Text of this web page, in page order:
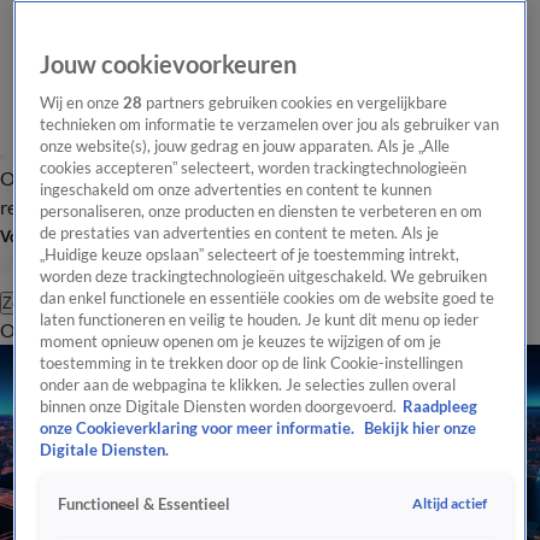
Overzicht Laatste nieuws Regionieuws Het beste van Hart
Tip de
redactie
Volg Hart van Nederland
Zoeken
OverzichtRegioUitzendingenWeerTip de redactiePanelVideo's
Jouw cookievoorkeuren
Wij en onze28 partners gebruiken cookies en vergelijkbare
technieken om informatie te verzamelen over jou als gebruiker van
onze website(s), jouw gedrag en jouw apparaten. Als je „Alle
cookies accepteren” selecteert, worden trackingtechnologieën
ingeschakeld om onze advertenties en content te kunnen
personaliseren, onze producten en diensten te verbeteren en om
de prestaties van advertenties en content te meten. Als je
„Huidige keuze opslaan” selecteert of je toestemming intrekt,
worden deze trackingtechnologieën uitgeschakeld. We gebruiken
dan enkel functionele en essentiële cookies om de website goed te
laten functioneren en veilig te houden. Je kunt dit menu op ieder
moment opnieuw openen om je keuzes te wijzigen of om je
toestemming in te trekken door op de link Cookie-instellingen
onder aan de webpagina te klikken. Je selecties zullen overal
binnen onze Digitale Diensten worden doorgevoerd. Raadpleeg
onze Cookieverklaring voor meer informatie.
Bekijk hier onze
Digitale Diensten.
Functioneel & Essentieel Altijd actief